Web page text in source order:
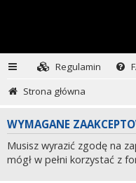
Regulamin
Strona główna
WYMAGANE
Musisz wyrazić zgodę na
mógł w pełni korzystać z